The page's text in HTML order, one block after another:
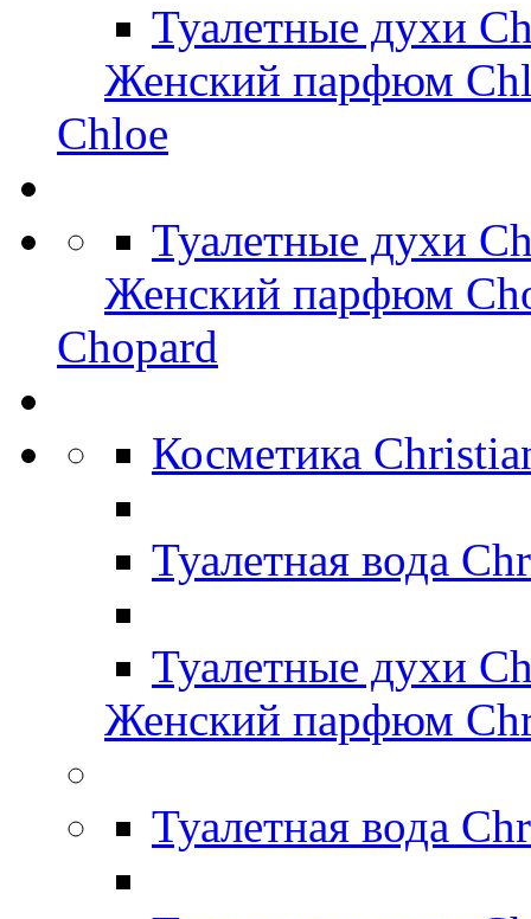
Туалетные духи
Женский парфюм
Chloe
Туалетные духи
Женский парфюм
Chopard
Косметика
Туалетная вода
Туалетные духи
Женский парфюм
Туалетная вода